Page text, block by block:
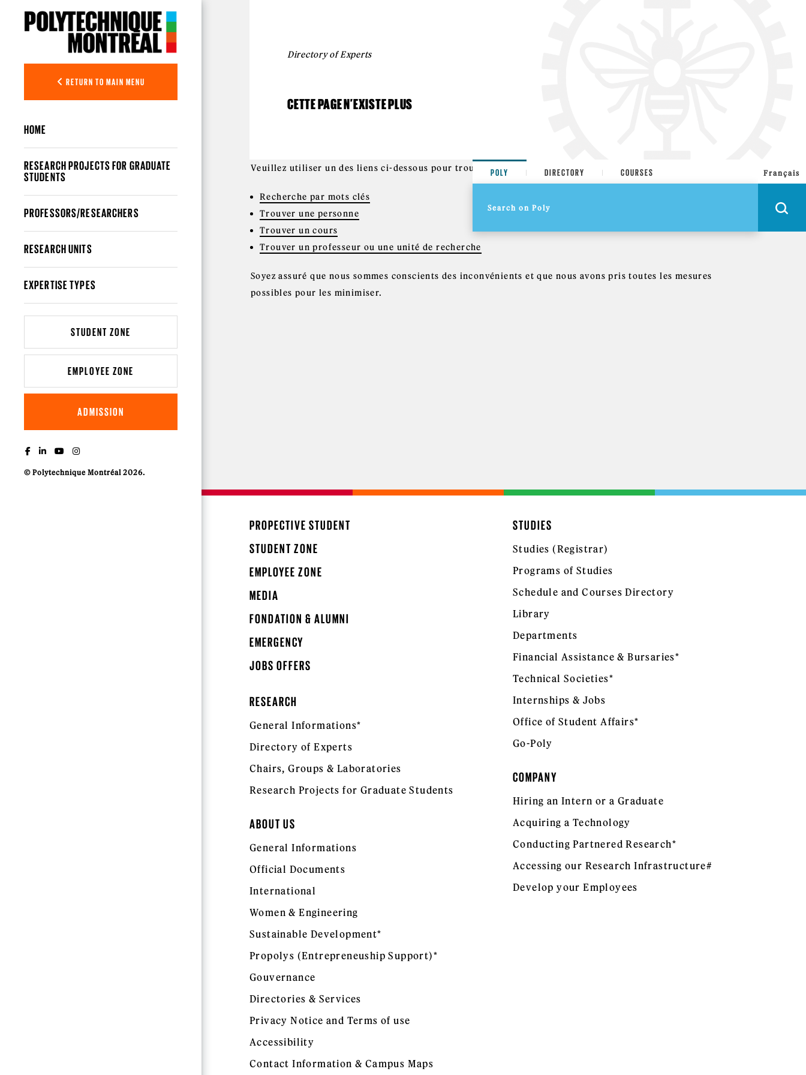
RETURN TO MAIN MENU
HOME
RESEARCH PROJECTS FOR GRADUATE
STUDENTS
PROFESSORS/RESEARCHERS
RESEARCH UNITS
EXPERTISE TYPES
STUDENT ZONE
EMPLOYEE ZONE
ADMISSION
© Polytechnique Montréal 2026.
Directory of Experts
CETTE PAGE N’EXISTE PLUS
POLY DIRECTORY COURSES Français
Veuillez utiliser un des liens ci-dessous pour trouver l'information recherchée.
Recherche par mots clés
Trouver une personne
Trouver un cours
Trouver un professeur ou une unité de recherche
Soyez assuré que nous sommes conscients des inconvénients et que nous avons pris toutes les mesures
possibles pour les minimiser.
PROPECTIVE STUDENT
STUDENT ZONE
EMPLOYEE ZONE
MEDIA
FONDATION & ALUMNI
EMERGENCY
JOBS OFFERS
STUDIES
Studies (Registrar)
Programs of Studies
Schedule and Courses Directory
Library
Departments
Financial Assistance & Bursaries*
Technical Societies*
Internships & Jobs
Office of Student Affairs*
Go-Poly
RESEARCH
General Informations*
Directory of Experts
Chairs, Groups & Laboratories
Research Projects for Graduate Students
COMPANY
Hiring an Intern or a Graduate
Acquiring a Technology
Conducting Partnered Research*
Accessing our Research Infrastructure#
Develop your Employees
ABOUT US
General Informations
Official Documents
International
Women & Engineering
Sustainable Development*
Propolys (Entrepreneuship Support)*
Gouvernance
Directories & Services
Privacy Notice and Terms of use
Accessibility
Contact Information & Campus Maps